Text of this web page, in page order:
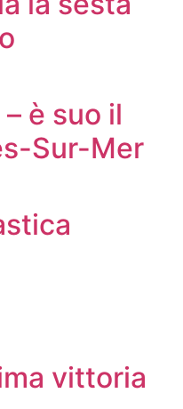
è suo il
Sur-Mer
vittoria